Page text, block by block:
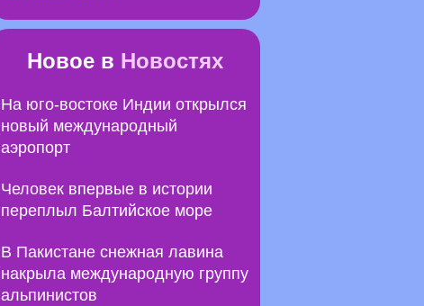
Новое в Новостях
На юго-востоке Индии открылся
новый международный
аэропорт
Человек впервые в истории
переплыл Балтийское море
В Пакистане снежная лавина
накрыла международную группу
альпинистов